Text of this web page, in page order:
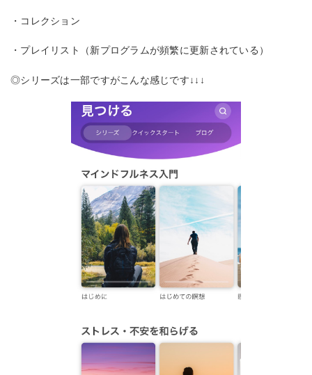
・コレクション
・プレイリスト（新プログラムが頻繁に更新されている）
◎シリーズは一部ですがこんな感じです↓↓↓